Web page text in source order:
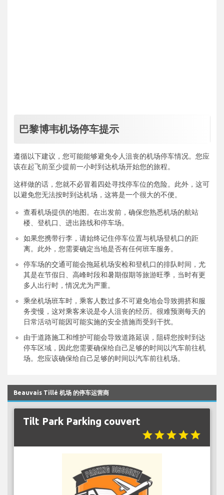
巴黎博韦机场停车提示
遵循以下建议，您可能能够避免令人沮丧的机场停车情况。您应
该在起飞前至少提前一小时到达机场开始您的旅程。
这样做的话，您就不必冒着四处寻找停车位的危险。此外，这可
以避免您无法按时到达机场，这将是一个很大的不便。
查看机场提供的地图。在出发前，确保您熟悉机场的航站
楼、登机口、进出路线和停车场。
如果您携带行李，请始终记住停车位置与机场登机口的距
离。此外，您需要确定当地是否有任何班车服务。
停车场的交通可能会拖延机场安检和登机口的排队时间，尤
其是在节假日、高峰时段和暑期假期等旅游旺季，当时有更
多人出行时，情况尤为严重。
乘坐机场班车时，乘客人数过多不可避免地会导致拥挤和服
务变慢，这对乘客来说是令人沮丧的经历。很难预测每天的
日常活动可能因可能实施的安全措施而受到干扰。
由于道路施工和维护可能会导致道路延误，阻碍您按时到达
停车区域，因此您需要确保给自己足够的时间以汽车前往机
场。您应该确保给自己足够的时间以汽车前往机场。
Beauvais Tillé 机场 的停车运营商
Tilt Park Parking couvert
starstarstarstarstar